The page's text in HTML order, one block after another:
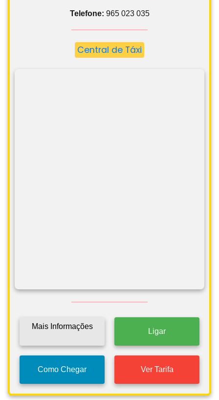
Telefone: 965 023 035
Central de Táxi
Mais Informações
Ligar
Como Chegar Ver Tarifa